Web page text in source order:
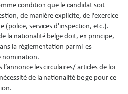
condition que le candidat soit
de manière explicite, de l'exercice
(police, services d'inspection, etc.).
la nationalité belge doit, en principe,
la réglementation parmi les
nomination.
l’annonce les circulaires/ articles de loi
de la nationalité belge pour ce